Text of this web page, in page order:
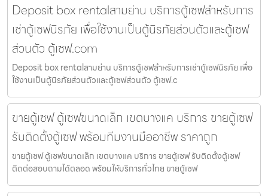
Deposit box rentalสามย่าน บริการตู้เซฟสำหรับการ
เช่าตู้เซฟนิรภัย เพื่อใช้งานเป็นตู้นิรภัยส่วนตัวและตู้เซฟ
ส่วนตัว ตู้เซฟ.com
Deposit box rentalสามย่าน บริการตู้เซฟสำหรับการเช่าตู้เซฟนิรภัย เพื่อ
ใช้งานเป็นตู้นิรภัยส่วนตัวและตู้เซฟส่วนตัว ตู้เซฟ.c
ขายตู้เซฟ ตู้เซฟขนาดเล็ก เขตบางแค บริการ ขายตู้เซฟ
รับติดตั้งตู้เซฟ พร้อมทีมงานมืออาชีพ ราคาถูก
ขายตู้เซฟ ตู้เซฟขนาดเล็ก เขตบางแค บริการ ขายตู้เซฟ รับติดตั้งตู้เซฟ
ติดต่อสอบถามได้ตลอด พร้อมให้บริการทั่วไทย ขายตู้เซฟ